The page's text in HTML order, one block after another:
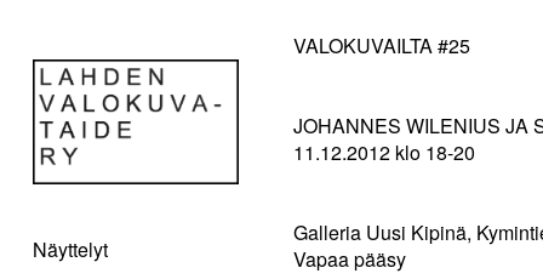
Näyttelyt
VALOKUVAILTA #25
JOHANNES WILENIUS JA
11.12.2012 klo 18-20
Galleria Uusi Kipinä,
Vapaa pääsy